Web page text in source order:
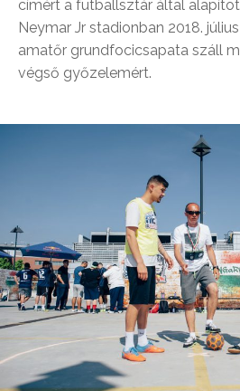
címért a futballsztár által
Neymar Jr stadionban 2018.
amatőr grundfocicsapata száll
végső győzelemért.